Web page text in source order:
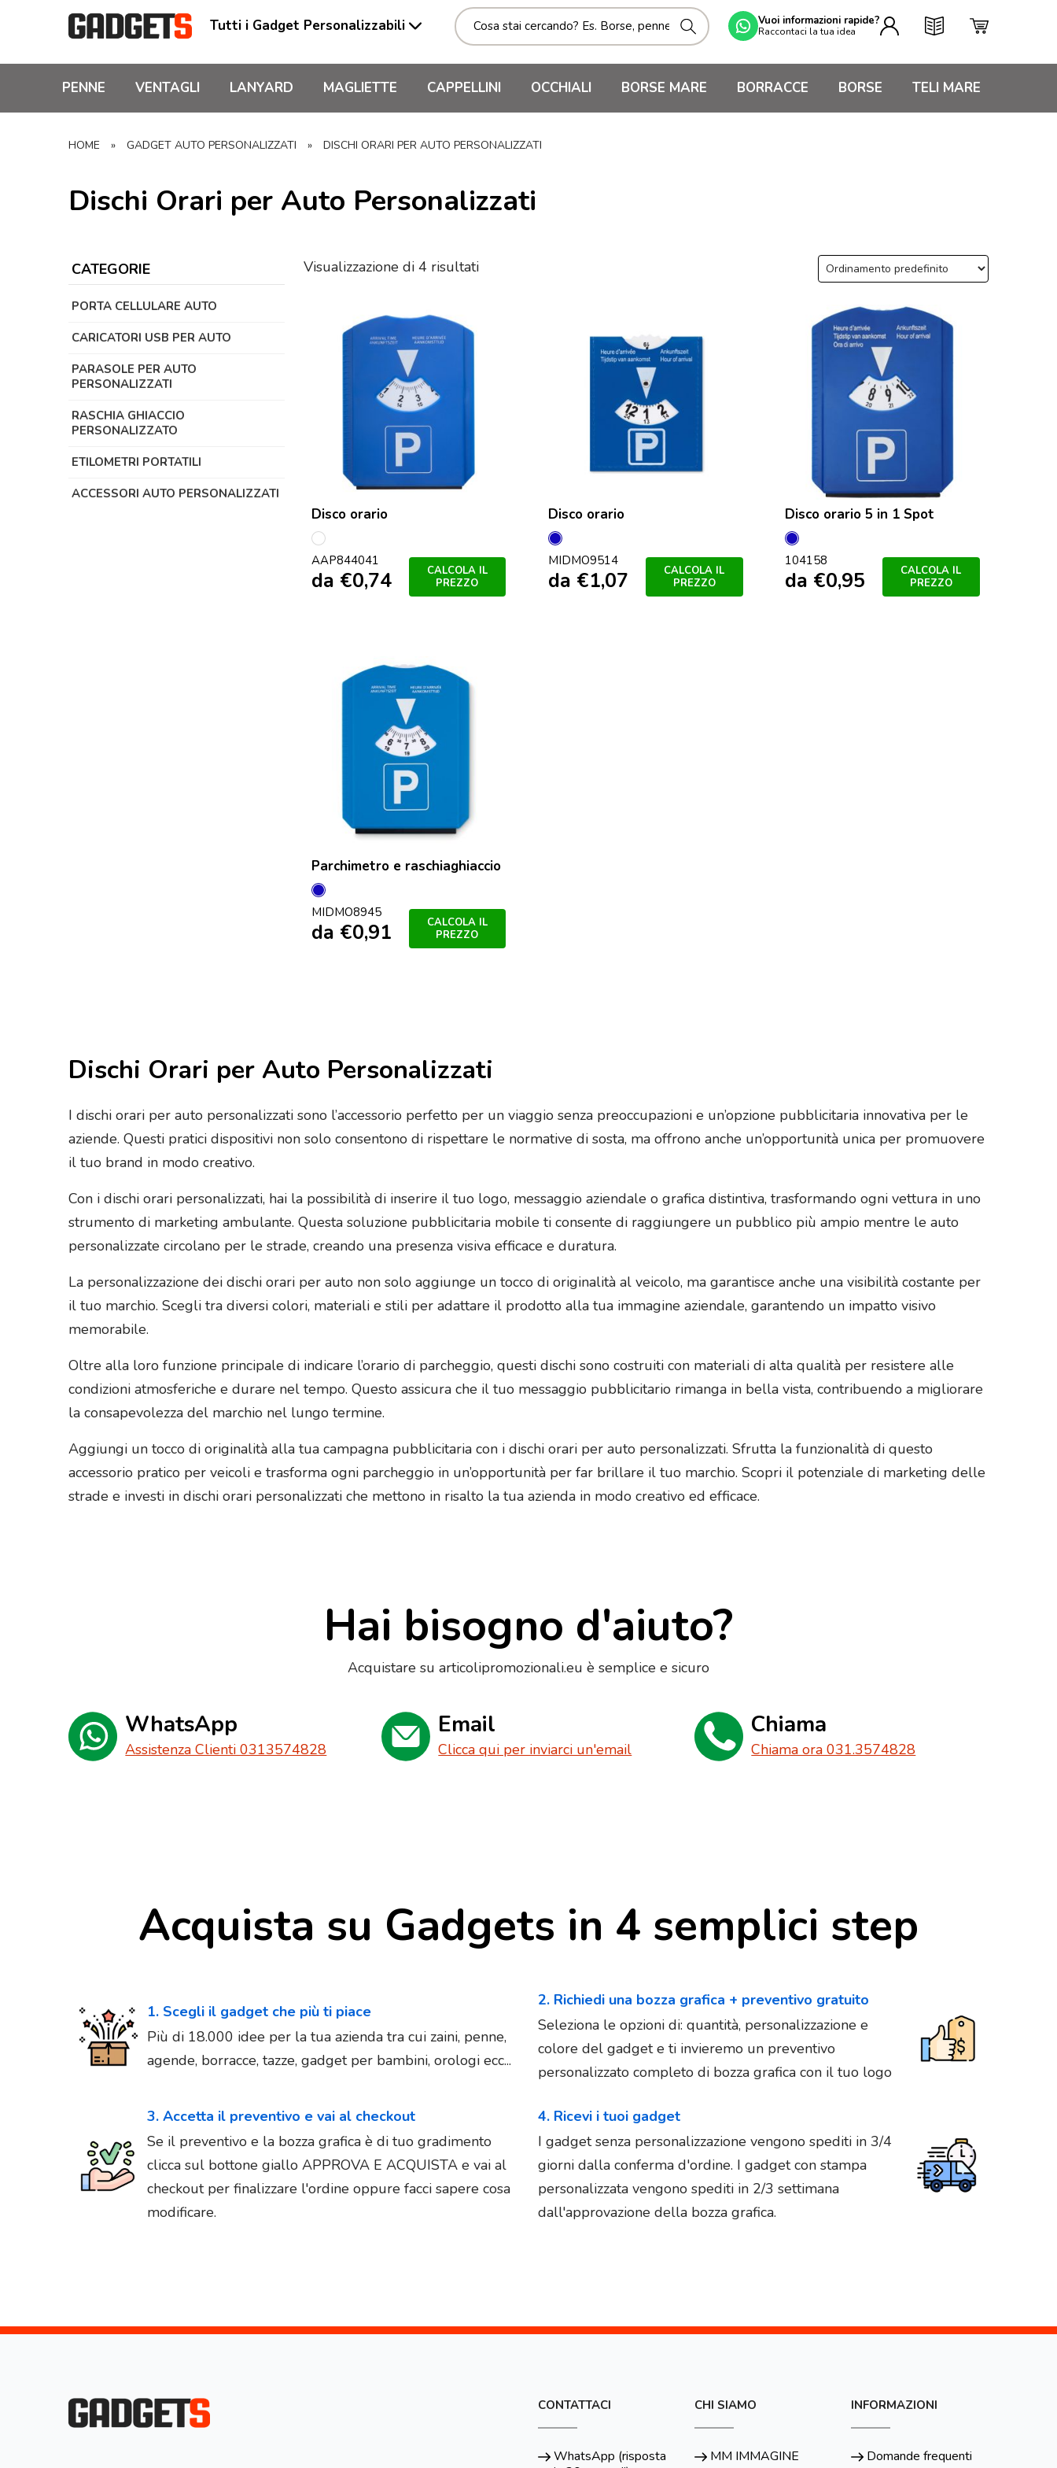
Tutti i Gadget Personalizzabili Vuoi informazioni rapide?
Raccontaci la tua idea
PENNE VENTAGLI LANYARD MAGLIETTE CAPPELLINI OCCHIALI BORSE MARE BORRACCE BORSE TELI MARE
HOME » GADGET AUTO PERSONALIZZATI » DISCHI ORARI PER AUTO PERSONALIZZATI
Dischi Orari per Auto Personalizzati
CATEGORIE
PORTA CELLULARE AUTO
CARICATORI USB PER AUTO
PARASOLE PER AUTO
PERSONALIZZATI
RASCHIA GHIACCIO
PERSONALIZZATO
ETILOMETRI PORTATILI
ACCESSORI AUTO PERSONALIZZATI
Visualizzazione di 4 risultati
Disco orario
multicolore
AAP844041
da €0,74
CALCOLA IL
PREZZO
Disco orario
Blu
MIDMO9514
da €1,07
CALCOLA IL
PREZZO
Disco orario 5 in 1 Spot
Blu
104158
da €0,95
CALCOLA IL
PREZZO
Parchimetro e raschiaghiaccio
Blu
MIDMO8945
da €0,91
CALCOLA IL
PREZZO
Dischi Orari per Auto Personalizzati
I dischi orari per auto personalizzati sono l’accessorio perfetto per un viaggio senza preoccupazioni e un’opzione pubblicitaria innovativa per le
aziende. Questi pratici dispositivi non solo consentono di rispettare le normative di sosta, ma offrono anche un’opportunità unica per promuovere
il tuo brand in modo creativo.
Con i dischi orari personalizzati, hai la possibilità di inserire il tuo logo, messaggio aziendale o grafica distintiva, trasformando ogni vettura in uno
strumento di marketing ambulante. Questa soluzione pubblicitaria mobile ti consente di raggiungere un pubblico più ampio mentre le auto
personalizzate circolano per le strade, creando una presenza visiva efficace e duratura.
La personalizzazione dei dischi orari per auto non solo aggiunge un tocco di originalità al veicolo, ma garantisce anche una visibilità costante per
il tuo marchio. Scegli tra diversi colori, materiali e stili per adattare il prodotto alla tua immagine aziendale, garantendo un impatto visivo
memorabile.
Oltre alla loro funzione principale di indicare l’orario di parcheggio, questi dischi sono costruiti con materiali di alta qualità per resistere alle
condizioni atmosferiche e durare nel tempo. Questo assicura che il tuo messaggio pubblicitario rimanga in bella vista, contribuendo a migliorare
la consapevolezza del marchio nel lungo termine.
Aggiungi un tocco di originalità alla tua campagna pubblicitaria con i dischi orari per auto personalizzati. Sfrutta la funzionalità di questo
accessorio pratico per veicoli e trasforma ogni parcheggio in un’opportunità per far brillare il tuo marchio. Scopri il potenziale di marketing delle
strade e investi in dischi orari personalizzati che mettono in risalto la tua azienda in modo creativo ed efficace.
Hai bisogno d'aiuto?
Acquistare su articolipromozionali.eu è semplice e sicuro
WhatsApp
Assistenza Clienti 0313574828
Email
Clicca qui per inviarci un'email
Chiama
Chiama ora 031.3574828
Acquista su Gadgets in 4 semplici step
1. Scegli il gadget che più ti piace
Più di 18.000 idee per la tua azienda tra cui zaini, penne,
agende, borracce, tazze, gadget per bambini, orologi ecc...
2. Richiedi una bozza grafica + preventivo gratuito
Seleziona le opzioni di: quantità, personalizzazione e
colore del gadget e ti invieremo un preventivo
personalizzato completo di bozza grafica con il tuo logo
3. Accetta il preventivo e vai al checkout
Se il preventivo e la bozza grafica è di tuo gradimento
clicca sul bottone giallo APPROVA E ACQUISTA e vai al
checkout per finalizzare l'ordine oppure facci sapere cosa
modificare.
4. Ricevi i tuoi gadget
I gadget senza personalizzazione vengono spediti in 3/4
giorni dalla conferma d'ordine. I gadget con stampa
personalizzata vengono spediti in 2/3 settimana
dall'approvazione della bozza grafica.
CONTATTACI
WhatsApp (risposta
CHI SIAMO
MM IMMAGINE
INFORMAZIONI
Domande frequenti